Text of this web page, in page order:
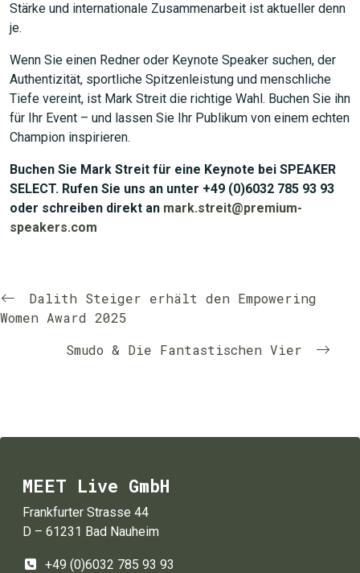
Stärke und internationale Zusammenarbeit ist aktueller denn
je.
Wenn Sie einen Redner oder Keynote Speaker suchen, der
Authentizität, sportliche Spitzenleistung und menschliche
Tiefe vereint, ist Mark Streit die richtige Wahl. Buchen Sie ihn
für Ihr Event – und lassen Sie Ihr Publikum von einem echten
Champion inspirieren.
Buchen Sie Mark Streit für eine Keynote bei SPEAKER
SELECT. Rufen Sie uns an unter +49 (0)6032 785 93 93
oder schreiben direkt an mark.streit@premium-
speakers.com
Dalith Steiger erhält den Empowering
Women Award 2025
Smudo & Die Fantastischen Vier
MEET Live GmbH
Frankfurter Strasse 44
D – 61231 Bad Nauheim
+49 (0)6032 785 93 93